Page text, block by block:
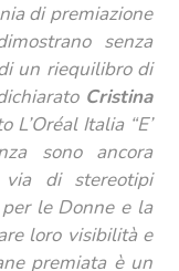
di premiazione
senza
un riequilibro di
Cristina
L’Oréal Italia “E’
sono ancora
via di stereotipi
per le Donne e la
loro visibilità e
premiata è un